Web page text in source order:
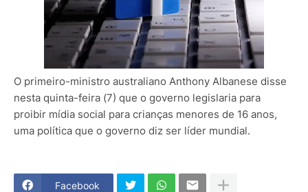
O primeiro-ministro australiano Anthony Albanese disse
nesta quinta-feira (7) que o governo legislaria para
proibir mídia social para crianças menores de 16 anos,
uma política que o governo diz ser líder mundial.
Facebook